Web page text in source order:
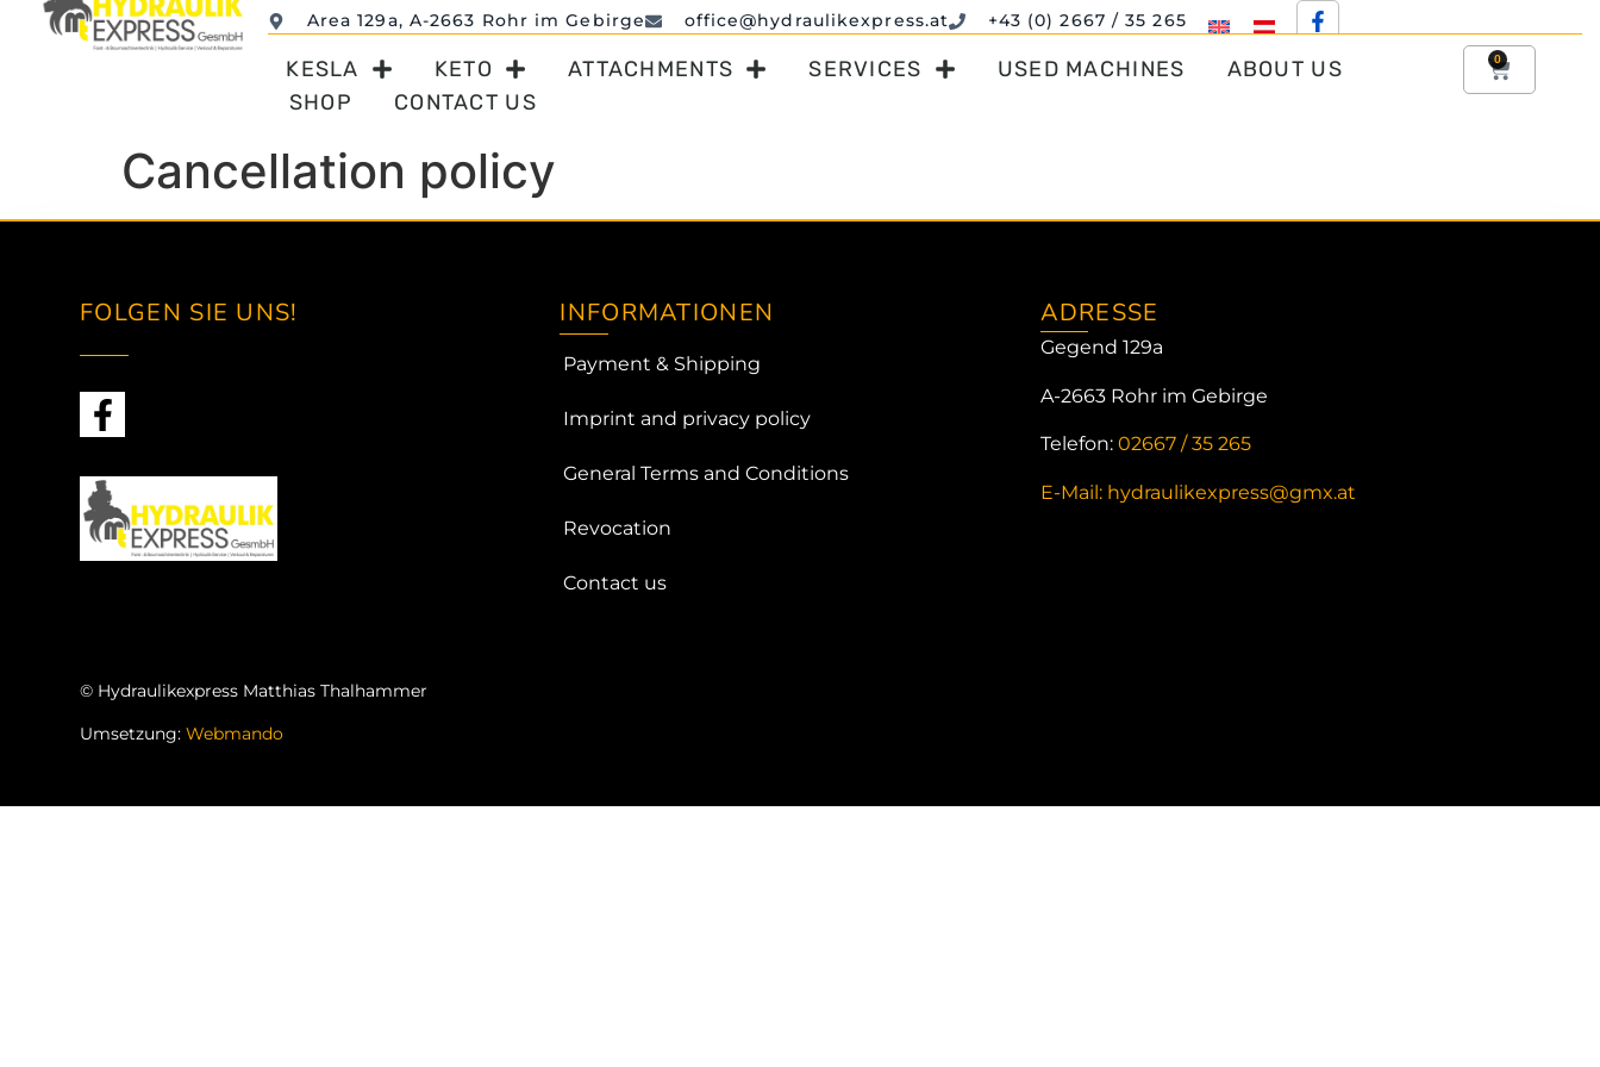
Area 129a, A-2663 Rohr im Gebirge office@hydraulikexpress.at +43 (0) 2667 / 35 265
KESLA KETO ATTACHMENTS SERVICES USED MACHINES
ABOUT US
SHOP
CONTACT US
0
Cancellation policy
FOLGEN SIE UNS!
© Hydraulikexpress MatthiasThalhammer
Umsetzung:Webmando
INFORMATIONEN
Payment & Shipping
Imprint and privacy policy
General Terms and Conditions
Revocation
Contact us
ADRESSE
Gegend 129a
A-2663 Rohr im Gebirge
Telefon: 02667 / 35 265
E-Mail: hydraulikexpress@gmx.at